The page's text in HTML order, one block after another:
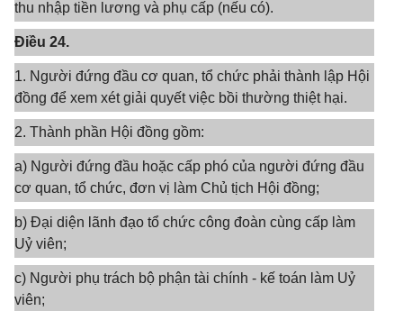
thu nhập tiền lương và phụ cấp (nếu có).
Điều 24.
1. Người đứng đầu cơ quan, tổ chức phải thành lập Hội
đồng để xem xét giải quyết việc bồi thường thiệt hại.
2. Thành phần Hội đồng gồm:
a) Người đứng đầu hoặc cấp phó của người đứng đầu
cơ quan, tổ chức, đơn vị làm Chủ tịch Hội đồng;
b) Đại diện lãnh đạo tổ chức công đoàn cùng cấp làm
Uỷ viên;
c) Người phụ trách bộ phận tài chính - kế toán làm Uỷ
viên;